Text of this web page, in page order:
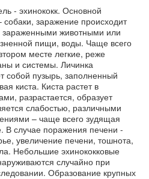
- эхинококк. Основной
собаки, заражение происходит
зараженными животными или
пищи, воды. Чаще всего
месте легкие, реже
и системы. Личинка
собой пузырь, заполненный
киста. Киста растет в
разрастается, образует
слабостью, различными
– чаще всего зудящая
В случае поражения печени -
увеличение печени, тошнота,
Небольшие эхинококковые
случайно при
Образование крупных